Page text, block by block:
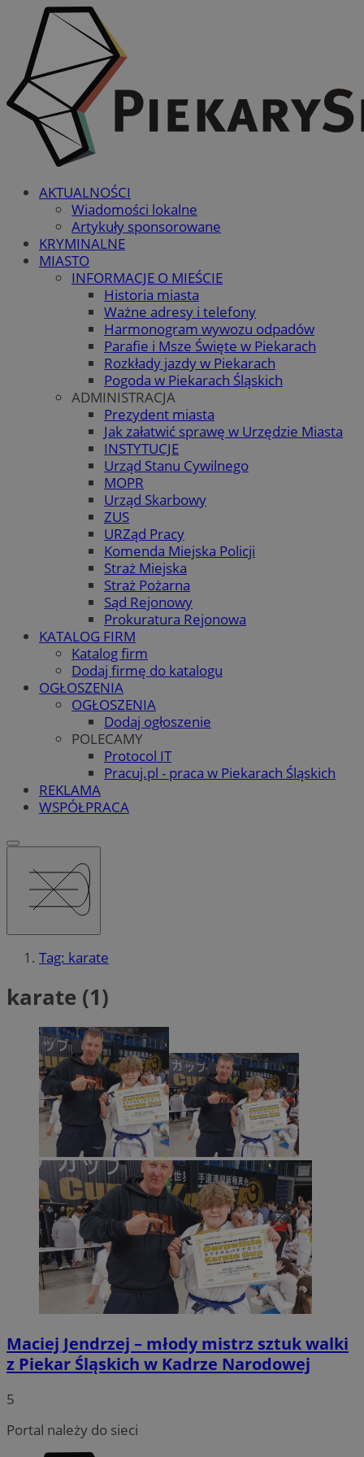
AKTUALNOŚCI
Wiadomości lokalne
Artykuły sponsorowane
KRYMINALNE
MIASTO
INFORMACJE O MIEŚCIE
Historia miasta
Ważne adresy i telefony
Harmonogram wywozu odpadów
Parafie i Msze Święte w Piekarach
Rozkłady jazdy w Piekarach
Pogoda w Piekarach Śląskich
ADMINISTRACJA
Prezydent miasta
Jak załatwić sprawę w Urzędzie Miasta
INSTYTUCJE
Urząd Stanu Cywilnego
MOPR
Urząd Skarbowy
ZUS
URZąd Pracy
Komenda Miejska Policji
Straż Miejska
Straż Pożarna
Sąd Rejonowy
Prokuratura Rejonowa
KATALOG FIRM
Katalog firm
Dodaj firmę do katalogu
OGŁOSZENIA
OGŁOSZENIA
Dodaj ogłoszenie
POLECAMY
Protocol IT
Pracuj.pl - praca w Piekarach Śląskich
REKLAMA
WSPÓŁPRACA
Tag: karate
karate (1)
Maciej Jendrzej – młody mistrz sztuk walki
z Piekar Śląskich w Kadrze Narodowej
5
Portal należy do sieci